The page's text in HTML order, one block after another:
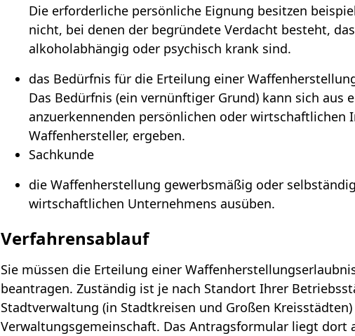
Die erforderliche persönliche Eignung besitzen
nicht, bei denen der begründete Verdacht besteht,
alkoholabhängig oder psychisch krank sind.
das Bedürfnis für die Erteilung einer
Das Bedürfnis (ein vernünftiger Grund) kann sich aus
anzuerkennenden persönlichen oder wirtschaftlichen
Waffenhersteller, ergeben.
Sachkunde
die Waffenherstellung gewerbsmäßig oder
wirtschaftlichen Unternehmens ausüben.
Verfahrensablauf
Sie müssen die Erteilung einer
beantragen. Zuständig ist je nach Standort Ihrer
Stadtverwaltung (in Stadtkreisen und Großen
Verwaltungsgemeinschaft. Das Antragsformular liegt dort